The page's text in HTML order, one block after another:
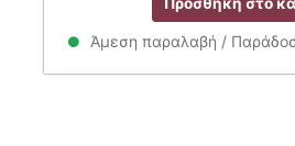
Άμεση παραλαβή /